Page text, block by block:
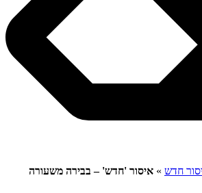
חדש » איסור 'חדש' – בבירה משעורה